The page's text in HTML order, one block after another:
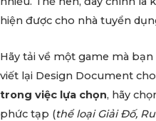
hiện được cho nhà tuyển
Hãy tải về một game mà
viết lại Design Document
trong việc lựa chọn, hãy
phức tạp (thể loại Giải Đố,